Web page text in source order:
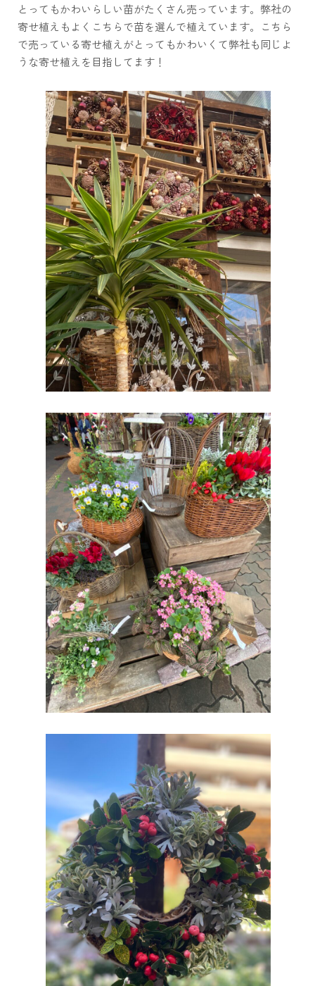
とってもかわいらしい苗がたくさん売っています。弊社の
寄せ植えもよくこちらで苗を選んで植えています。こちら
で売っている寄せ植えがとってもかわいくて弊社も同じよ
うな寄せ植えを目指してます！